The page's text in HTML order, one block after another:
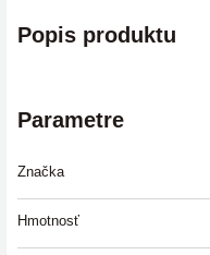
Popis produktu
Parametre
Značka
Hmotnosť